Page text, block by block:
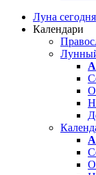
Луна сегодня
Календари